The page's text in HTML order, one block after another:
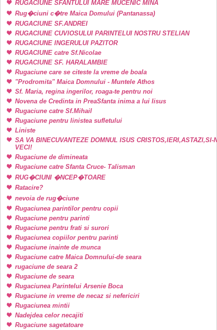
RUGACIUNE SFANTULUI MARE MUCENIC MINA
Rug�ciuni c�tre Maica Domului (Pantanassa)
RUGACIUNE SF.ANDREI
RUGACIUNE CUVIOSULUI PARINTELUI NOSTRU STELIAN
RUGACIUNE INGERULUI PAZITOR
RUGACIUNE catre Sf.Nicolae
RUGACIUNE SF. HARALAMBIE
Rugaciune care se citeste la vreme de boala
"Prodromita" Maica Domnului - Muntele Athos
Sf. Maria, regina ingerilor, roaga-te pentru noi
Novena de Credinta in PreaSfanta inima a lui Iisus
Rugaciune catre Sf.Mihail
Rugaciune pentru linistea sufletului
Liniste
SA VA BINECUVANTEZE DOMNUL ISUS CRISTOS,IERI,ASTAZI,SI-
VECI!
Rugaciune de dimineata
Rugaciune catre Sfanta Cruce- Talisman
RUG�CIUNI �NCEP�TOARE
Ratacire?
nevoia de rug�ciune
Rugaciunea parintilor pentru copii
Rugaciune pentru parinti
Rugaciune pentru frati si surori
Rugaciunea copiilor pentru parinti
Rugaciune inainte de munca
Rugaciune catre Maica Domnului-de seara
rugaciune de seara 2
Rugaciune de seara
Rugaciunea Parintelui Arsenie Boca
Rugaciune in vreme de necaz si nefericiri
Rugaciunea mintii
Nadejdea celor necajiti
Rugaciune sagetatoare